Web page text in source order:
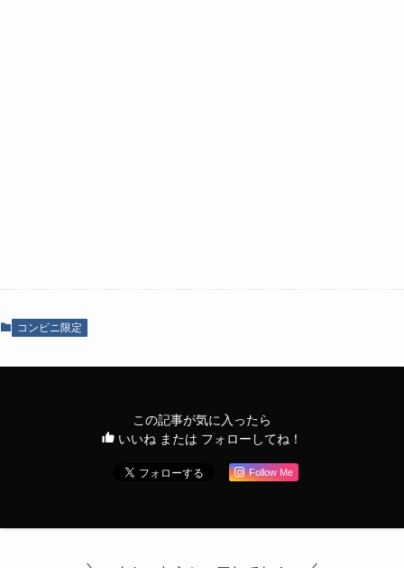
コンビニ限定
この記事が気に入ったら
いいね または フォローしてね！
Follow Me